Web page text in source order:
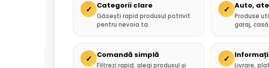
✓ Categorii clare
Găsești rapid produsul potrivit
pentru nevoia ta.
✓ Auto,
Produse
garaj,
✓ Comandă simplă
Filtrezi rapid, alegi produsul și
✓
Livrare,